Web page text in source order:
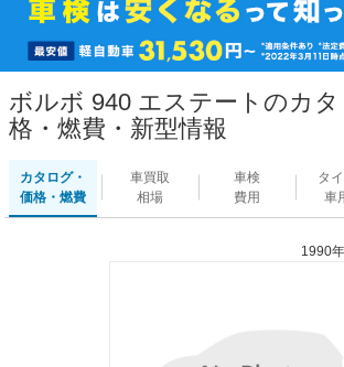
ボルボ 940 エステートのカ
格・燃費・新型情報
カタログ・
価格・燃費
車買取
相場
車検
費用
タ
車
1990